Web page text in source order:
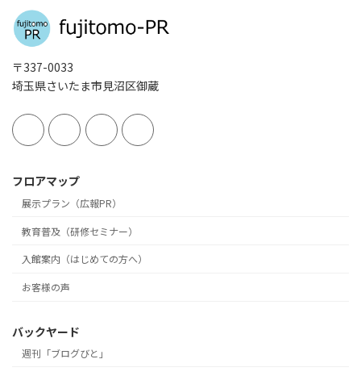
〒337-0033
埼玉県さいたま市見沼区御蔵
フロアマップ
展示プラン（広報PR）
教育普及（研修セミナー）
入館案内（はじめての方へ）
お客様の声
バックヤード
週刊「ブログびと」